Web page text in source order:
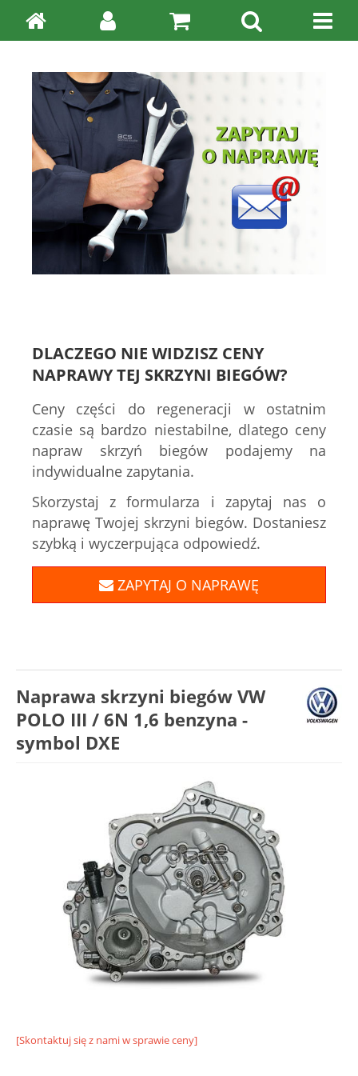
DLACZEGO NIE WIDZISZ CENY
NAPRAWY TEJ SKRZYNI BIEGÓW?
Ceny części do regeneracji w ostatnim
czasie są bardzo niestabilne, dlatego ceny
napraw skrzyń biegów podajemy na
indywidualne zapytania.
Skorzystaj z formularza i zapytaj nas o
naprawę Twojej skrzyni biegów. Dostaniesz
szybką i wyczerpująca odpowiedź.
ZAPYTAJ O NAPRAWĘ
Naprawa skrzyni biegów VW
POLO III / 6N 1,6 benzyna -
symbol DXE
[Skontaktuj się z nami w sprawie ceny]